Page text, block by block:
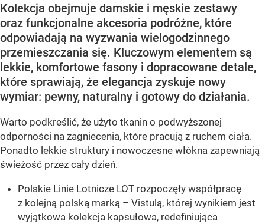
Kolekcja obejmuje damskie i męskie zestawy
oraz funkcjonalne akcesoria podróżne, które
odpowiadają na wyzwania wielogodzinnego
przemieszczania się. Kluczowym elementem są
lekkie, komfortowe fasony i dopracowane detale,
które sprawiają, że elegancja zyskuje nowy
wymiar: pewny, naturalny i gotowy do działania.
Warto podkreślić, że użyto tkanin o podwyższonej
odporności na zagniecenia, które pracują z ruchem ciała.
Ponadto lekkie struktury i nowoczesne włókna zapewniają
świeżość przez cały dzień.
Polskie Linie Lotnicze LOT rozpoczęły współpracę
z kolejną polską marką – Vistulą, której wynikiem jest
wyjątkowa kolekcja kapsułowa, redefiniująca